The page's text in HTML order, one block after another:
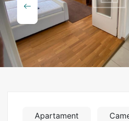
Apartament